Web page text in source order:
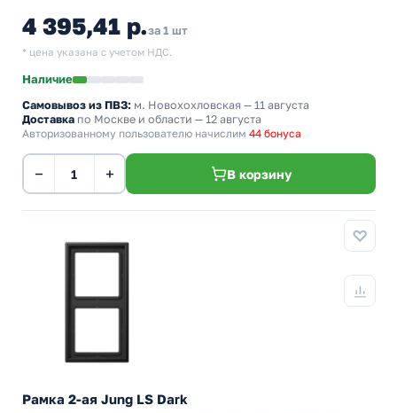
4 395,41 р.за 1 шт
* цена указана с учетом НДС.
Наличие
Самовывоз из ПВЗ: м. Новохохловская — 11 августа
Доставка по Москве и области — 12 августа
Авторизованному пользователю начислим 44 бонуса
− + В корзину
Рамка 2-ая Jung LS Dark